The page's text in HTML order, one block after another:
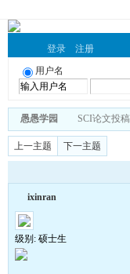
登录 注册
用户名
愚愚学园 SCI论文投稿
上一主题 下一主题
ixinran
级别: 硕士生